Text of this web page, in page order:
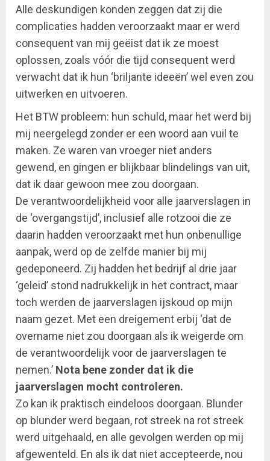
Alle deskundigen konden zeggen dat zij die
complicaties hadden veroorzaakt maar er werd
consequent van mij geëist dat ik ze moest
oplossen, zoals vóór die tijd consequent werd
verwacht dat ik hun ‘briljante ideeën’ wel even zou
uitwerken en uitvoeren.
Het BTW probleem: hun schuld, maar het werd bij
mij neergelegd zonder er een woord aan vuil te
maken. Ze waren van vroeger niet anders
gewend, en gingen er blijkbaar blindelings van uit,
dat ik daar gewoon mee zou doorgaan.
De verantwoordelijkheid voor alle jaarverslagen in
de ‘overgangstijd’, inclusief alle rotzooi die ze
daarin hadden veroorzaakt met hun onbenullige
aanpak, werd op de zelfde manier bij mij
gedeponeerd. Zij hadden het bedrijf al drie jaar
‘geleid’ stond nadrukkelijk in het contract, maar
toch werden de jaarverslagen ijskoud op mijn
naam gezet. Met een dreigement erbij ‘dat de
overname niet zou doorgaan als ik weigerde om
de verantwoordelijk voor de jaarverslagen te
nemen.’ Nota bene zonder dat ik die
jaarverslagen mocht controleren.
Zo kan ik praktisch eindeloos doorgaan. Blunder
op blunder werd begaan, rot streek na rot streek
werd uitgehaald, en alle gevolgen werden op mij
afgewenteld. En als ik dat niet accepteerde, nou